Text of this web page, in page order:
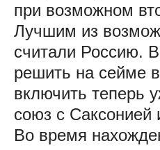
при возможном
Лучшим из
считали Россию.
решить на сейме
включить теперь
союз с Саксонией
Во время